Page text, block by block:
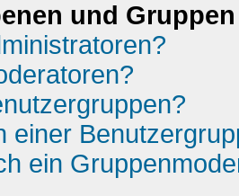
und Gruppen
einer
ein